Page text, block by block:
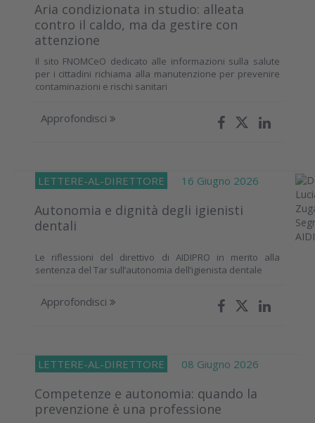
Aria condizionata in studio: alleata
contro il caldo, ma da gestire con
attenzione
Il sito FNOMCeO dedicato alle informazioni sulla salute
per i cittadini richiama alla manutenzione per prevenire
contaminazioni e rischi sanitari
Approfondisci
LETTERE-AL-DIRETTORE 16 Giugno 2026
Autonomia e dignità degli igienisti
dentali
Le riflessioni del direttivo di AIDIPRO in merito alla
sentenza del Tar sull’autonomia dell’igienista dentale
Approfondisci
LETTERE-AL-DIRETTORE 08 Giugno 2026
Competenze e autonomia: quando la
prevenzione è una professione